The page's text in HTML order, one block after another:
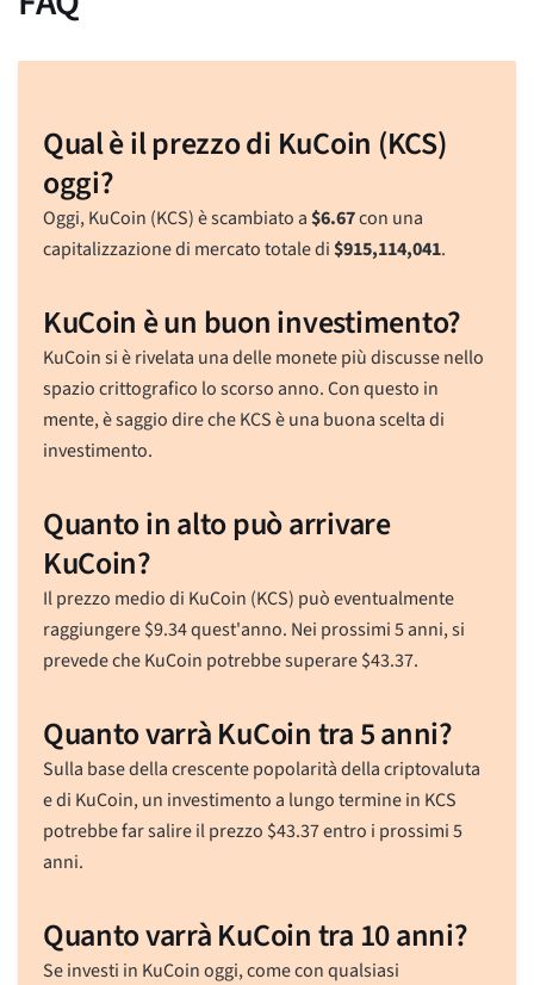
Qual è il prezzo di KuCoin (KCS)
oggi?
Oggi, KuCoin (KCS) è scambiato a$6.67con una
capitalizzazione di mercato totale di$915,114,041.
KuCoin è un buon investimento?
KuCoin si è rivelata una delle monete più discusse nello
spazio crittografico lo scorso anno. Con questo in
mente, è saggio dire che KCS è una buona scelta di
investimento.
Quanto in alto può arrivare
KuCoin?
Il prezzo medio di KuCoin (KCS) può eventualmente
raggiungere$9.34quest'anno. Nei prossimi 5 anni, si
prevede che KuCoin potrebbe superare$43.37.
Quanto varrà KuCoin tra 5 anni?
Sulla base della crescente popolarità della criptovaluta
e di KuCoin, un investimento a lungo termine in KCS
potrebbe far salire il prezzo $43.37entro i prossimi 5
anni.
Quanto varrà KuCoin tra 10 anni?
Se investi in KuCoin oggi, come con qualsiasi